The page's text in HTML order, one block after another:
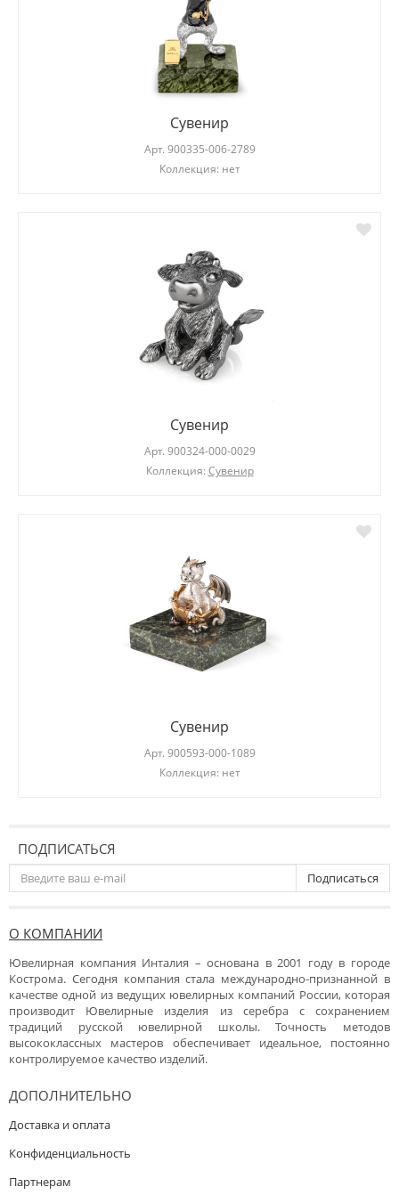
Сувенир
Арт. 900335-006-2789
Коллекция: нет
Сувенир
Арт. 900324-000-0029
Коллекция: Сувенир
Сувенир
Арт. 900593-000-1089
Коллекция: нет
ПОДПИСАТЬСЯ
Подписаться
О КОМПАНИИ
Ювелирная компания Инталия – основана в 2001 году в городе
Кострома. Сегодня компания стала международно-признанной в
качестве одной из ведущих ювелирных компаний России, которая
производит Ювелирные изделия из серебра с сохранением
традиций русской ювелирной школы. Точность методов
высококлассных мастеров обеспечивает идеальное, постоянно
контролируемое качество изделий.
ДОПОЛНИТЕЛЬНО
Доставка и оплата
Конфиденциальность
Партнерам